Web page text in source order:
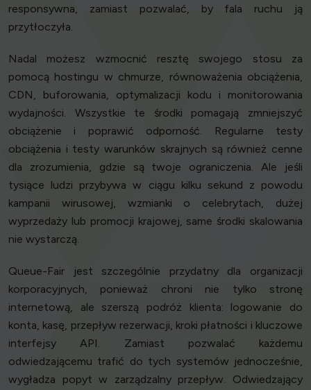
responsywna, zamiast pozwalać, by fala ruchu ją
przytłoczyła.
Nadal możesz wzmocnić resztę swojego stosu za
pomocą hostingu w chmurze, równoważenia obciążenia,
CDN, buforowania, optymalizacji kodu i monitorowania
wydajności. Wszystkie te środki pomagają zmniejszyć
obciążenie i poprawić odporność. Regularne testy
obciążenia i testy warunków skrajnych są również cenne
dla zrozumienia, gdzie są twoje ograniczenia. Ale jeśli
tysiące ludzi przybywa w ciągu kilku sekund z powodu
kampanii wirusowej, wzmianki o celebrytach, dużej
wyprzedaży lub promocji krajowej, same środki skalowania
nie wystarczą.
Queue-Fair jest szczególnie przydatny dla organizacji
korporacyjnych, ponieważ chroni nie tylko stronę
internetową, ale szerszą podróż klienta: logowanie do
konta, kasę, przepływ rezerwacji, kroki płatności i kluczowe
interfejsy API. Zamiast pozwalać każdemu
odwiedzającemu trafić do tych systemów jednocześnie,
wygładza popyt w zarządzalny przepływ. Odwiedzający